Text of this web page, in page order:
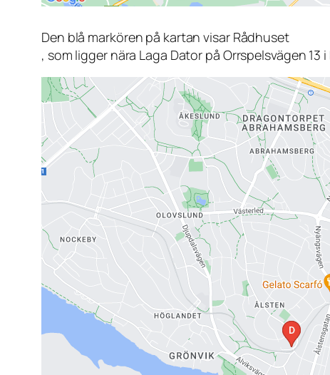
Den blå markören på kartan visar Rådhuset
, som ligger nära Laga Dator på Orrspelsvägen 13 i